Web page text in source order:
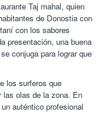
Taj mahal, quien
de Donostia con
con los sabores
presentación, una buena
conjuga para lograr que
los surferos que
las olas de la zona. En
auténtico profesional